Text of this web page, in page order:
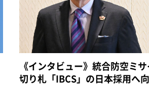
《インタビュー》統合防空ミ
切り札「IBCS」の日本採用へ